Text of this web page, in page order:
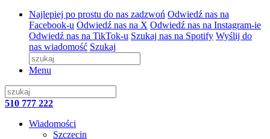
Najlepiej po prostu do nas zadzwoń Odwiedź nas na
Facebook-u Odwiedź nas na X Odwiedź nas na Instagram-ie
Odwiedź nas na TikTok-u Szukaj nas na Spotify Wyślij do
nas wiadomość Szukaj
Menu
510 777 222
Wiadomości
Szczecin